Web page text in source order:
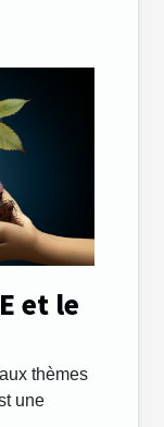
et le
thèmes
une